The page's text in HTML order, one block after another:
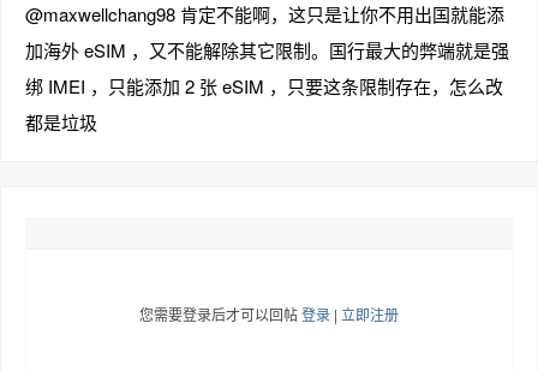
@maxwellchang98 肯定不能啊，这只是让你不用出国就能添
加海外 eSIM ，又不能解除其它限制。国行最大的弊端就是强
绑 IMEI ，只能添加 2 张 eSIM ，只要这条限制存在，怎么改
都是垃圾
您需要登录后才可以回帖登录 | 立即注册